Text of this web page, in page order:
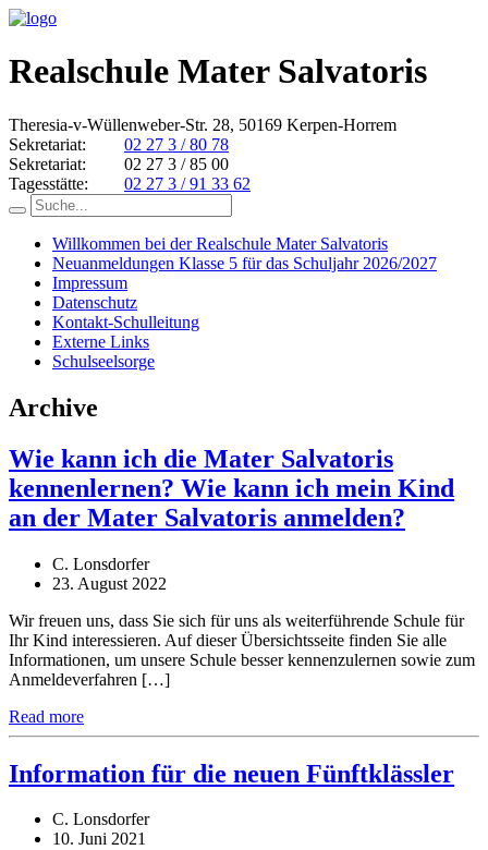
Realschule Mater Salvatoris
Theresia-v-Wüllenweber-Str. 28, 50169 Kerpen-Horrem
Sekretariat:
02 27 3 / 80 78
Sekretariat:
02 27 3 / 85 00
Tagesstätte:
02 27 3 / 91 33 62
Willkommen bei der Realschule Mater Salvatoris
Neuanmeldungen Klasse 5 für das Schuljahr 2026/2027
Impressum
Datenschutz
Kontakt-Schulleitung
Externe Links
Schulseelsorge
Archive
Wie kann ich die Mater Salvatoris
kennenlernen? Wie kann ich mein Kind
an der Mater Salvatoris anmelden?
C. Lonsdorfer
23. August 2022
Wir freuen uns, dass Sie sich für uns als weiterführende Schule für
Ihr Kind interessieren. Auf dieser Übersichtsseite finden Sie alle
Informationen, um unsere Schule besser kennenzulernen sowie zum
Anmeldeverfahren […]
Read more
Information für die neuen Fünftklässler
C. Lonsdorfer
10. Juni 2021